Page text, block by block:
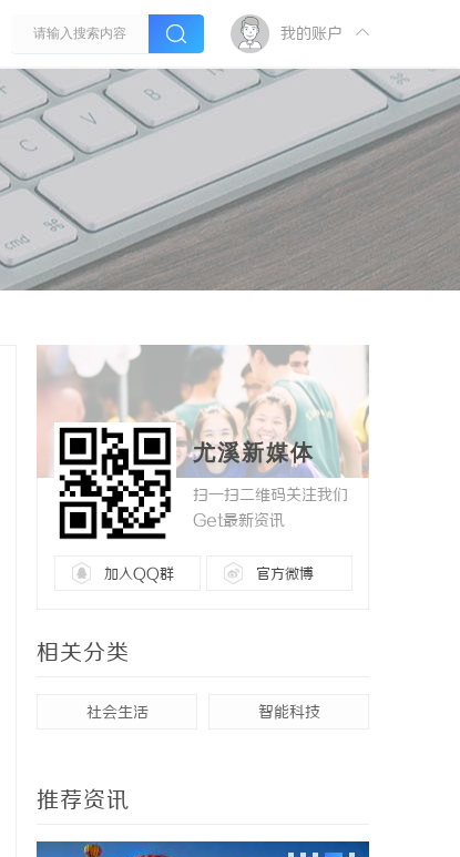
我的账户
尤溪新媒体
扫一扫二维码关注我们
Get最新资讯
加入QQ群 官方微博
相关分类
社会生活 智能科技
推荐资讯